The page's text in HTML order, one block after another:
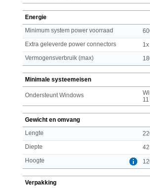
Energie
Minimum system power voorraad
Extra geleverde power connectors
Vermogensverbruik (max)
Minimale systeemeisen
Ondersteunt Windows
Gewicht en omvang
Lengte
Diepte
Hoogte
Verpakking